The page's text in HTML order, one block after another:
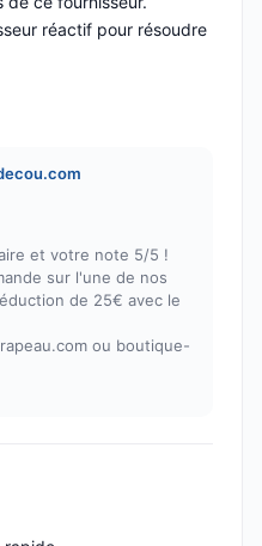
réactif pour résoudre
et votre note 5/5 !
sur l'une de nos
de 25€ avec le
ou boutique-